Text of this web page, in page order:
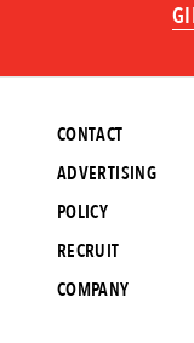
CONTACT
ADVERTISING
POLICY
RECRUIT
COMPANY